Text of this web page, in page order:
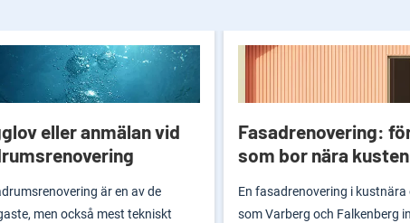
eller anmälan vid
är en av de
men också mest tekniskt
Fasadrenovering:
som bor nära kusten
En fasadrenovering i kustnära
som Varberg och Falkenberg